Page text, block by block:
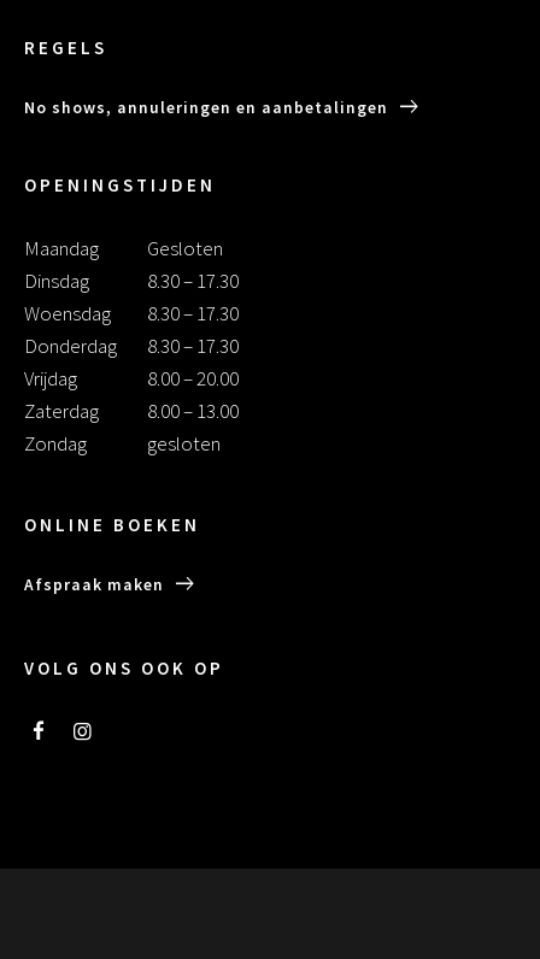
REGELS
No shows, annuleringen en aanbetalingen
OPENINGSTIJDEN
Maandag
Gesloten
Dinsdag
8.30 – 17.30
Woensdag
8.30 – 17.30
Donderdag
8.30 – 17.30
Vrijdag
8.00 – 20.00
Zaterdag
8.00 – 13.00
Zondag
gesloten
ONLINE BOEKEN
Afspraak maken
VOLG ONS OOK OP